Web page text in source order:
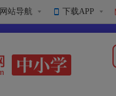
网站导航 下载APP